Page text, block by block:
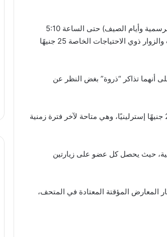
أما في غير أوقات الذروة، أي في أيام الأسبوع العادية (باستثناء العطلات الرسمية وأيام الصيف) حتى الساعة 5:10
مساءً، فسيكون سعر التذكرة 27 جنيهًا إسترلينيًا، ويبلغ سعر تذكرة الطلاب والزوار ذوي الاحتياجات الخاصة 25 جنيهًا
تذاكر “ذروة” بغض النظر عن
ذكر المتحف البريطاني أنه يقدم أيضًا تذاكر “خارج أوقات الذروة” مقابل 25 جنيهًا إسترلينيًا، وهي متاحة لآخر فترة زمنية
حيث يحصل كل عضو على زيارتين
المعارض المؤقتة المعتادة في المتحف،